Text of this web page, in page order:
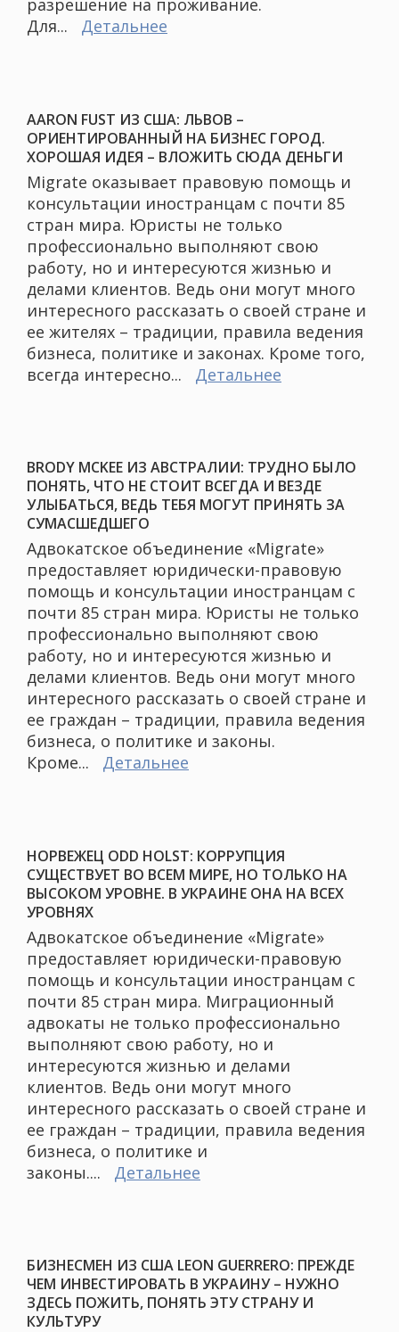
разрешение на проживание.
Для...
Детальнее
AARON FUST ИЗ США: ЛЬВОВ –
ОРИЕНТИРОВАННЫЙ НА БИЗНЕС ГОРОД.
ХОРОШАЯ ИДЕЯ – ВЛОЖИТЬ СЮДА ДЕНЬГИ
Migrate оказывает правовую помощь и
консультации иностранцам с почти 85
стран мира. Юристы не только
профессионально выполняют свою
работу, но и интересуются жизнью и
делами клиентов. Ведь они могут много
интересного рассказать о своей стране и
ее жителях – традиции, правила ведения
бизнеса, политике и законах. Кроме того,
всегда интересно...
Детальнее
BRODY MCKEE ИЗ АВСТРАЛИИ: ТРУДНО БЫЛО
ПОНЯТЬ, ЧТО НЕ СТОИТ ВСЕГДА И ВЕЗДЕ
УЛЫБАТЬСЯ, ВЕДЬ ТЕБЯ МОГУТ ПРИНЯТЬ ЗА
СУМАСШЕДШЕГО
Адвокатское объединение «Migrate»
предоставляет юридически-правовую
помощь и консультации иностранцам с
почти 85 стран мира. Юристы не только
профессионально выполняют свою
работу, но и интересуются жизнью и
делами клиентов. Ведь они могут много
интересного рассказать о своей стране и
ее граждан – традиции, правила ведения
бизнеса, о политике и законы.
Кроме...
Детальнее
НОРВЕЖЕЦ ODD HOLST: КОРРУПЦИЯ
СУЩЕСТВУЕТ ВО ВСЕМ МИРЕ, НО ТОЛЬКО НА
ВЫСОКОМ УРОВНЕ. В УКРАИНЕ ОНА НА ВСЕХ
УРОВНЯХ
Адвокатское объединение «Migrate»
предоставляет юридически-правовую
помощь и консультации иностранцам с
почти 85 стран мира. Миграционный
адвокаты не только профессионально
выполняют свою работу, но и
интересуются жизнью и делами
клиентов. Ведь они могут много
интересного рассказать о своей стране и
ее граждан – традиции, правила ведения
бизнеса, о политике и
законы....
Детальнее
БИЗНЕСМЕН ИЗ США LEON GUERRERO: ПРЕЖДЕ
ЧЕМ ИНВЕСТИРОВАТЬ В УКРАИНУ – НУЖНО
ЗДЕСЬ ПОЖИТЬ, ПОНЯТЬ ЭТУ СТРАНУ И
КУЛЬТУРУ